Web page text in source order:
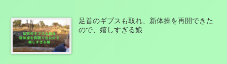
足首のギプスも取れ、新体操を再開できた
ので、嬉しすぎる娘